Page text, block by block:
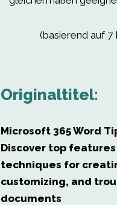
(basierend auf
Originaltitel:
Microsoft 365 Word
Discover top
techniques for
customizing, and
documents